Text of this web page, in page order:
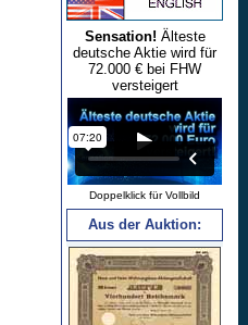
Sensation! Älteste
deutsche Aktie wird für
72.000 € bei FHW
versteigert
Doppelklick für Vollbild
Aus der Auktion: